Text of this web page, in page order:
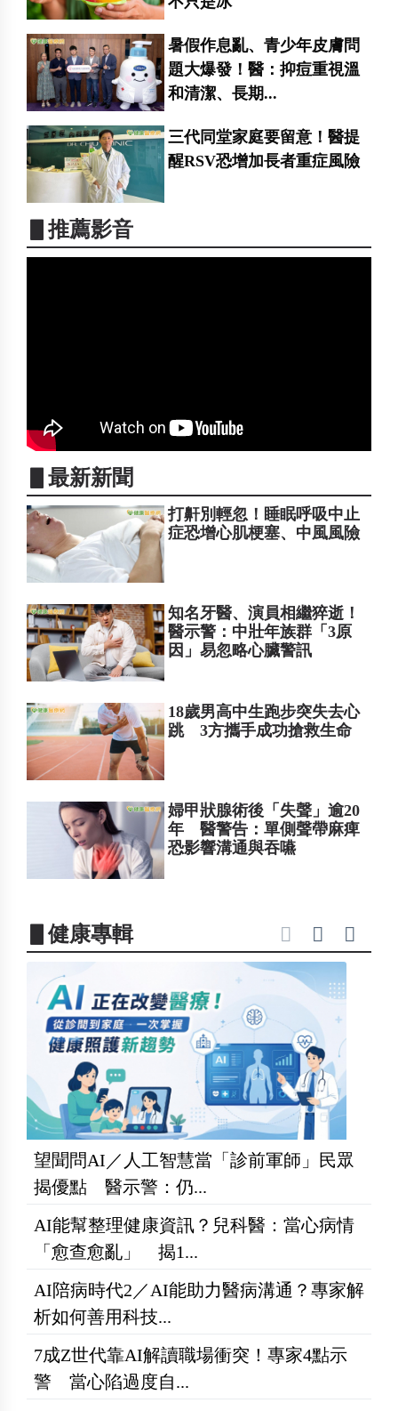
暑假作息亂、青少年皮膚問
題大爆發！醫：抑痘重視溫
和清潔、長期...
三代同堂家庭要留意！醫提
醒RSV恐增加長者重症風險
▋推薦影音
▋最新新聞
打鼾別輕忽！睡眠呼吸中止
症恐增心肌梗塞、中風風險
知名牙醫、演員相繼猝逝！
醫示警：中壯年族群「3原
因」易忽略心臟警訊
18歲男高中生跑步突失去心
跳 3方攜手成功搶救生命
婦甲狀腺術後「失聲」逾20
年 醫警告：單側聲帶麻痺
恐影響溝通與吞嚥
▋健康專輯
望聞問AI／人工智慧當「診前軍師」民眾
揭優點 醫示警：仍...
AI能幫整理健康資訊？兒科醫：當心病情
「愈查愈亂」 揭1...
AI陪病時代2／AI能助力醫病溝通？專家解
析如何善用科技...
7成Z世代靠AI解讀職場衝突！專家4點示
警 當心陷過度自...